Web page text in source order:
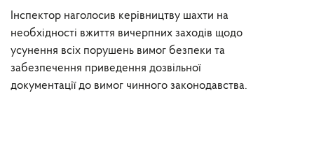
Інспектор наголосив керівництву шахти на
необхідності вжиття вичерпних заходів щодо
усунення всіх порушень вимог безпеки та
забезпечення приведення дозвільної
документації до вимог чинного законодавства.